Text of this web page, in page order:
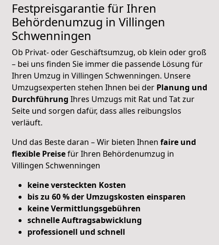
Festpreisgarantie für Ihren
Behördenumzug in Villingen
Schwenningen
Ob Privat- oder Geschäftsumzug, ob klein oder groß
– bei uns finden Sie immer die passende Lösung für
Ihren Umzug in Villingen Schwenningen. Unsere
Umzugsexperten stehen Ihnen bei der Planung und
Durchführung Ihres Umzugs mit Rat und Tat zur
Seite und sorgen dafür, dass alles reibungslos
verläuft.
Und das Beste daran – Wir bieten Ihnen faire und
flexible Preisefür Ihren Behördenumzug in
Villingen Schwenningen
keine versteckten Kosten
bis zu 60 % der Umzugskosten einsparen
keine Vermittlungsgebühren
schnelle Auftragsabwicklung
professionell und schnell